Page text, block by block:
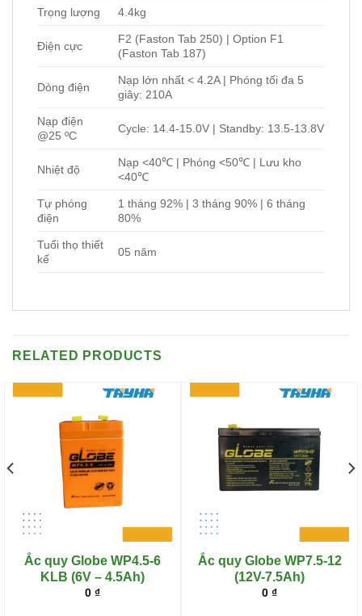
Trọng lượng 4.4kg
Điện cực
F2 (Faston Tab 250) | Option F1
(Faston Tab 187)
Dòng điện
Nạp lớn nhất < 4.2A | Phóng tối đa 5
giây: 210A
Nạp điện
@25 ºC
Cycle: 14.4-15.0V | Standby: 13.5-13.8V
Nhiệt độ
Nạp <40℃ | Phóng <50℃ | Lưu kho
<40℃
Tự phóng
điện
1 tháng 92% | 3 tháng 90% | 6 tháng
80%
Tuổi thọ thiết
kế
05 năm
RELATED PRODUCTS
Ắc quy Globe WP4.5-6
KLB (6V – 4.5Ah)
0 ₫
Ắc quy Globe WP7.5-12
(12V-7.5Ah)
0 ₫